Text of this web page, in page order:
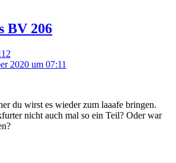
BV 206
2020 um 07:11
du wirst es wieder zum laaafe bringen.
nicht auch mal so ein Teil? Oder war